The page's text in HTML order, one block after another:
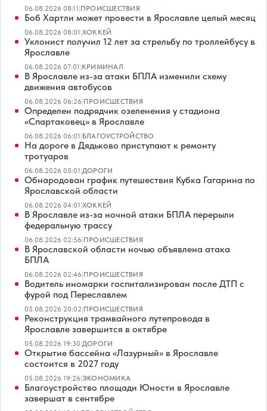
06.08.2026 08:11|ПРОИСШЕСТВИЯ
Боб Хартли может провести в Ярославле целый месяц
06.08.2026 08:01|ХОККЕЙ
Уклонист получил 12 лет за стрельбу по троллейбусу в
Ярославле
06.08.2026 07:01|КРИМИНАЛ
В Ярославле из-за атаки БПЛА изменили схему
движения автобусов
06.08.2026 06:26|ПРОИСШЕСТВИЯ
Определен подрядчик озеленения у стадиона
«Спартаковец» в Ярославле
06.08.2026 06:01|БЛАГОУСТРОЙСТВО
На дороге в Дядьково приступают к ремонту
тротуаров
06.08.2026 05:01|ДОРОГИ
Обнародован график путешествия Кубка Гагарина по
Ярославской области
06.08.2026 04:01|ХОККЕЙ
В Ярославле из-за ночной атаки БПЛА перерыли
федеральную трассу
06.08.2026 02:56|ПРОИСШЕСТВИЯ
В Ярославской области ночью объявлена атака
БПЛА
06.08.2026 02:46|ПРОИСШЕСТВИЯ
Водитель иномарки госпитализирован после ДТП с
фурой под Переславлем
05.08.2026 20:02|ПРОИСШЕСТВИЯ
Реконструкция трамвайного путепровода в
Ярославле завершится в октябре
05.08.2026 19:30|ДОРОГИ
Открытие бассейна «Лазурный» в Ярославле
состоится в 2027 году
05.08.2026 19:26|ЭКОНОМИКА
Благоустройство площади Юности в Ярославле
завершат в сентябре